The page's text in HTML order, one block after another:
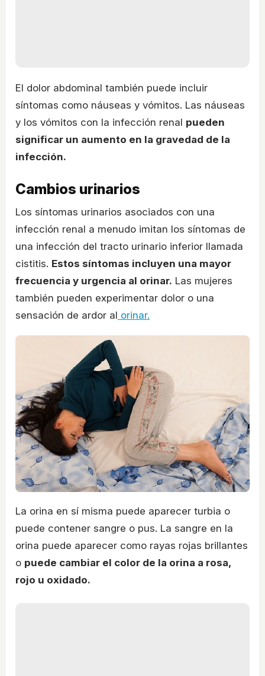
El dolor abdominal también puede incluir
síntomas como náuseas y vómitos. Las náuseas
y los vómitos con la infección renal pueden
significar un aumento en la gravedad de la
infección.
Cambios urinarios
Los síntomas urinarios asociados con una
infección renal a menudo imitan los síntomas de
una infección del tracto urinario inferior llamada
cistitis. Estos síntomas incluyen una mayor
frecuencia y urgencia al orinar. Las mujeres
también pueden experimentar dolor o una
sensación de ardor al orinar.
La orina en sí misma puede aparecer turbia o
puede contener sangre o pus. La sangre en la
orina puede aparecer como rayas rojas brillantes
o puede cambiar el color de la orina a rosa,
rojo u oxidado.